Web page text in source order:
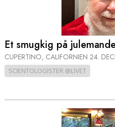
Et smugkig på
CUPERTINO, CALIFORNIEN 24.
SCIENTOLOGISTER @LIVET